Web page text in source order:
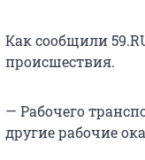
Как сообщили
происшествия.
— Рабочего
другие рабочие